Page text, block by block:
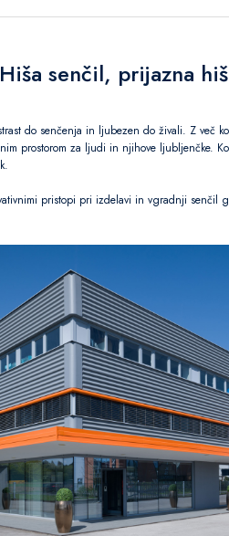
senčil, prijazna
do senčenja in ljubezen do živali. Z več
prostorom za ljudi in njihove ljubljenčke.
pristopi pri izdelavi in vgradnji senčil